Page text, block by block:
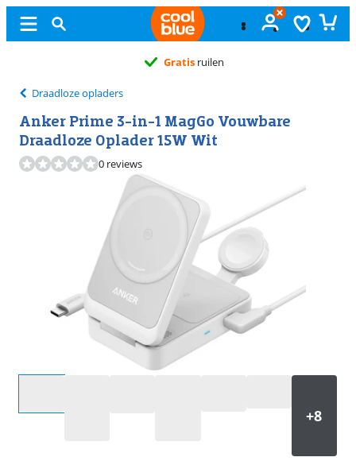
Gratis ruilen
Draadloze opladers
Anker Prime 3-in-1 MagGo Vouwbare
Draadloze Oplader 15W Wit
0 reviews